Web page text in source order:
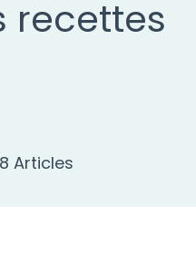
recettes
Articles